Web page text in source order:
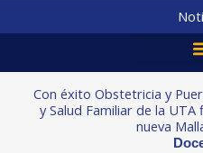
Con éxito Obstetricia y
y Salud Familiar de la
nueva